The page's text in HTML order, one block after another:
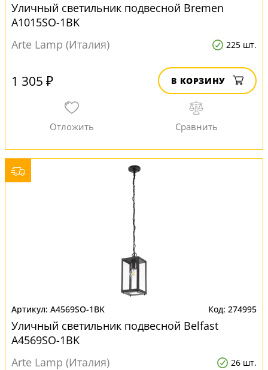
Уличный светильник подвесной Bremen
A1015SO-1BK
Arte Lamp (Италия)
225 шт.
1 305 ₽ В КОРЗИНУ
A4569SO-1BK 274995
Уличный светильник подвесной Belfast
A4569SO-1BK
Arte Lamp (Италия)
26 шт.